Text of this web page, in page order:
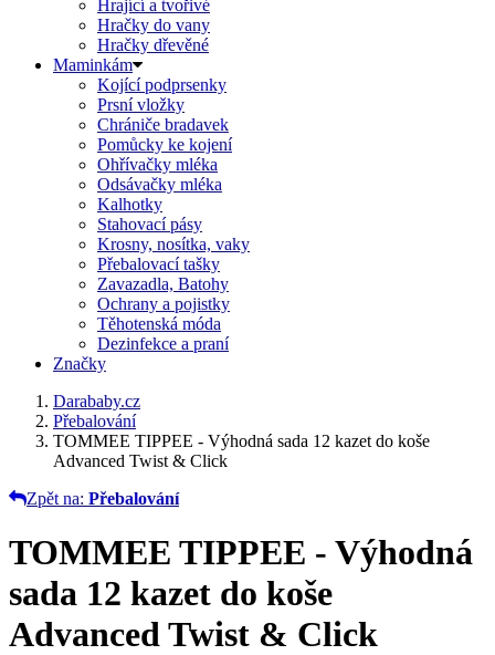
Hrající a tvořivé
Hračky do vany
Hračky dřevěné
Maminkám
Kojící podprsenky
Prsní vložky
Chrániče bradavek
Pomůcky ke kojení
Ohřívačky mléka
Odsávačky mléka
Kalhotky
Stahovací pásy
Krosny, nosítka, vaky
Přebalovací tašky
Zavazadla, Batohy
Ochrany a pojistky
Těhotenská móda
Dezinfekce a praní
Značky
Darababy.cz
Přebalování
TOMMEE TIPPEE - Výhodná sada 12 kazet do koše
Advanced Twist & Click
Zpět na: Přebalování
TOMMEE TIPPEE - Výhodná
sada 12 kazet do koše
Advanced Twist & Click